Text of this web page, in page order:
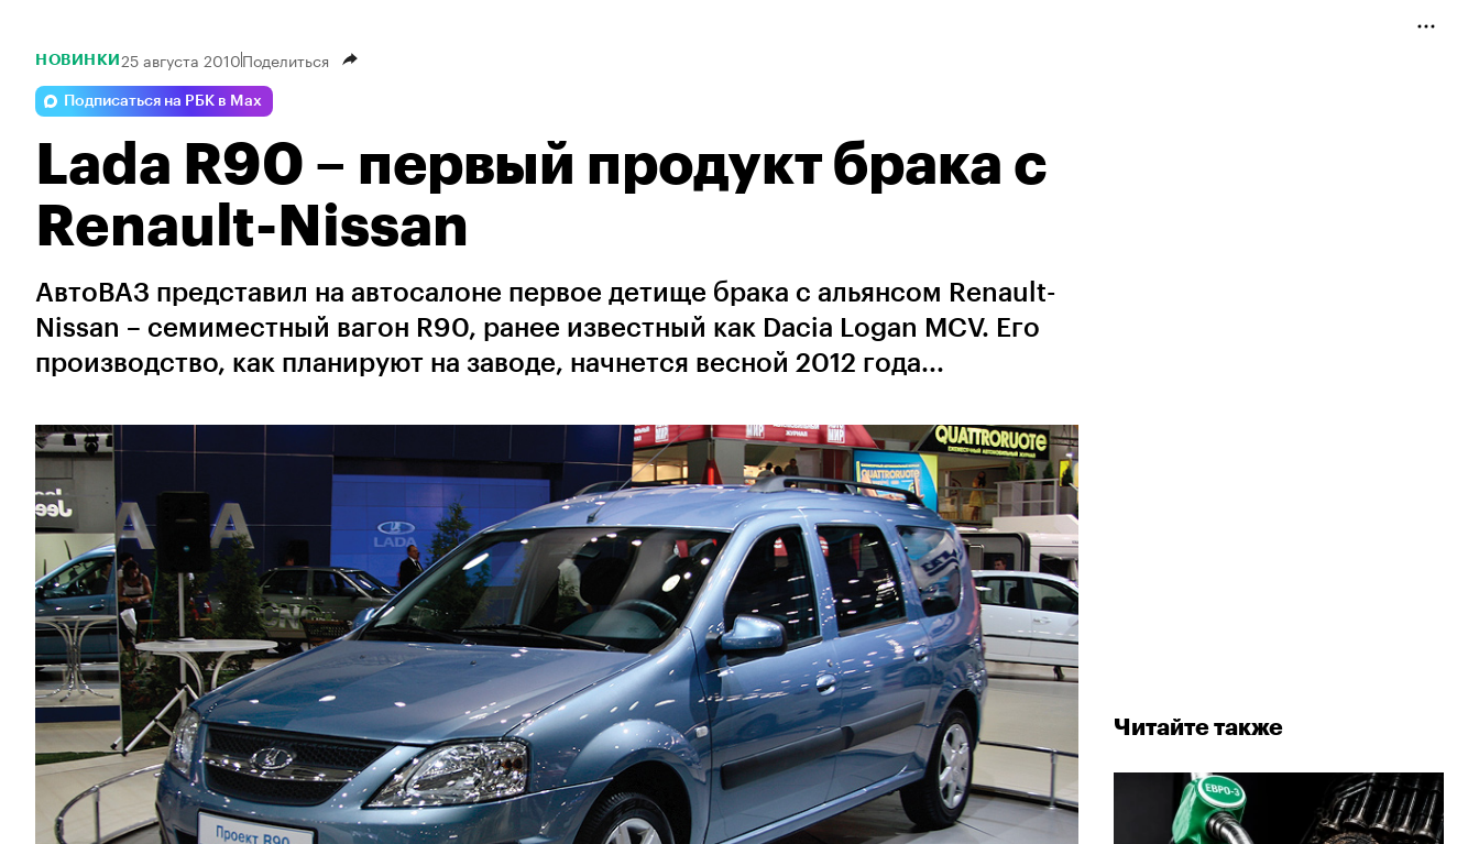
Читайте также
НОВИНКИ 25 августа 2010Поделиться
Подписаться на РБК в Max
Lada R90 – первый продукт брака с
Renault-Nissan
АвтоВАЗ представил на автосалоне первое детище брака с альянсом Renault-
Nissan – семиместный вагон R90, ранее известный как Dacia Logan MCV. Его
производство, как планируют на заводе, начнется весной 2012 года...